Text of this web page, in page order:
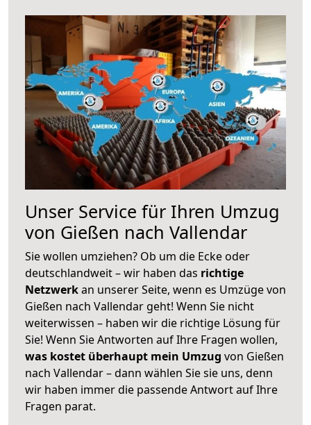
Unser Service für Ihren Umzug
von Gießen nach Vallendar
Sie wollen umziehen? Ob um die Ecke oder
deutschlandweit – wir haben das richtige
Netzwerkan unserer Seite, wenn es Umzüge von
Gießen nach Vallendar geht! Wenn Sie nicht
weiterwissen – haben wir die richtige Lösung für
Sie! Wenn Sie Antworten auf Ihre Fragen wollen,
was kostet überhaupt mein Umzug von Gießen
nach Vallendar – dann wählen Sie sie uns, denn
wir haben immer die passende Antwort auf Ihre
Fragen parat.